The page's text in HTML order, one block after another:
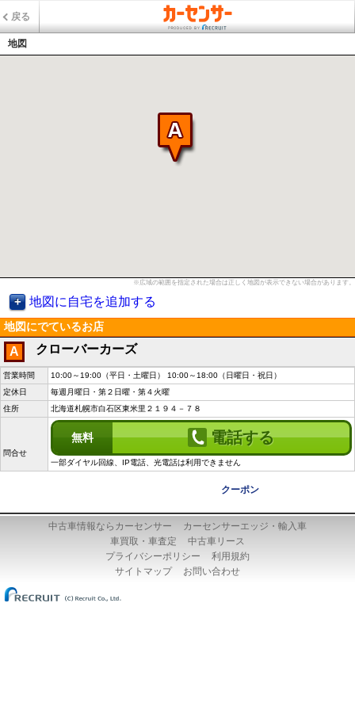
戻る
地図
※広域の範囲を指定された場合は正しく地図が表示できない場合があります。
地図に自宅を追加する
地図にでているお店
A クローバーカーズ
営業時間
10:00～19:00（平日・土曜日） 10:00～18:00（日曜日・祝日）
定休日
毎週月曜日・第２日曜・第４火曜
住所
北海道札幌市白石区東米里２１９４－７８
問合せ
無料 電話する
一部ダイヤル回線、IP電話、光電話は利用できません
クーポン
中古車情報ならカーセンサー
カーセンサーエッジ・輸入車
車買取・車査定
中古車リース
プライバシーポリシー
利用規約
サイトマップ
お問い合わせ